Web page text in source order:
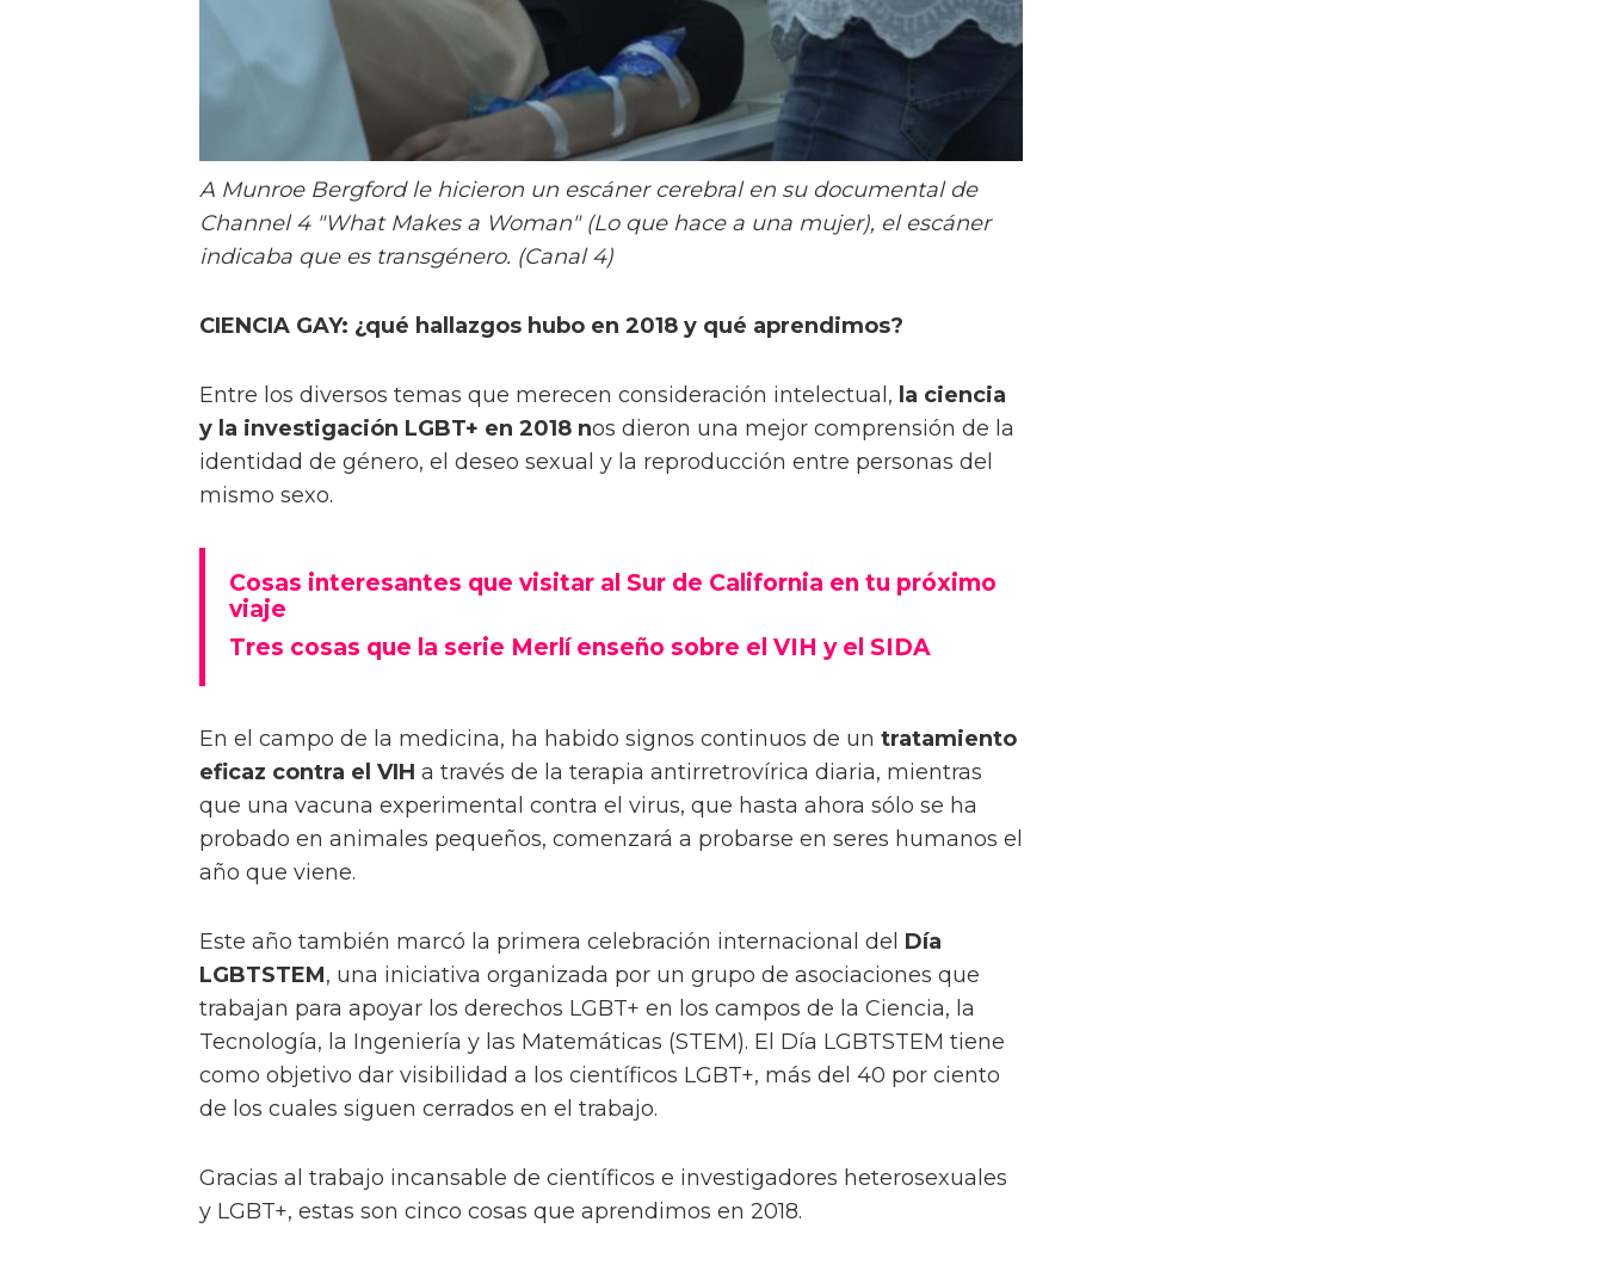
A Munroe Bergford le hicieron un escáner cerebral en su documental de
Channel 4 "What Makes a Woman" (Lo que hace a una mujer), el escáner
indicaba que es transgénero. (Canal 4)
CIENCIA GAY: ¿qué hallazgos hubo en 2018 y qué aprendimos?
Entre los diversos temas que merecen consideración intelectual, la ciencia
y la investigación LGBT+ en 2018 nos dieron una mejor comprensión de la
identidad de género, el deseo sexual y la reproducción entre personas del
mismo sexo.
Cosas interesantes que visitar al Sur de California en tu próximo
viaje
Tres cosas que la serie Merlí enseño sobre el VIH y el SIDA
En el campo de la medicina, ha habido signos continuos de un tratamiento
eficaz contra el VIH a través de la terapia antirretrovírica diaria, mientras
que una vacuna experimental contra el virus, que hasta ahora sólo se ha
probado en animales pequeños, comenzará a probarse en seres humanos el
año que viene.
Este año también marcó la primera celebración internacional del Día
LGBTSTEM, una iniciativa organizada por un grupo de asociaciones que
trabajan para apoyar los derechos LGBT+ en los campos de la Ciencia, la
Tecnología, la Ingeniería y las Matemáticas (STEM). El Día LGBTSTEM tiene
como objetivo dar visibilidad a los científicos LGBT+, más del 40 por ciento
de los cuales siguen cerrados en el trabajo.
Gracias al trabajo incansable de científicos e investigadores heterosexuales
y LGBT+, estas son cinco cosas que aprendimos en 2018.